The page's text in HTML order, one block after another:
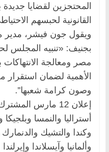
المحتجزين لقضايا جديدة
القانونية لحبسهم
ويقول جون فيشر،
بجنيف: «تنبيه المجلس
مصر ومعالجة
الأهمية لضمان
وصون كرامة شعبها”.
إعلان 12 مارس
أستراليا والنمسا
وكندا والتشيك والدنمارك
وألمانيا وآيسلاندا